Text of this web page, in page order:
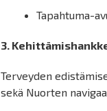
Tapahtuma-
3.
Terveyden
sekä Nuorten